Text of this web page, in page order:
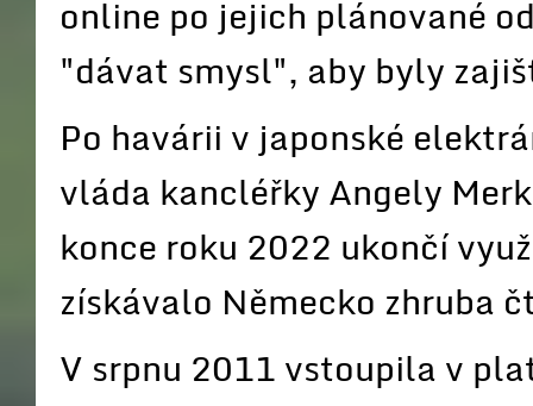
online po jejich plánované
"dávat smysl", aby byly
Po havárii v japonské
vláda kancléřky Angely
konce roku 2022 ukončí
získávalo Německo zhruba
V srpnu 2011 vstoupila v